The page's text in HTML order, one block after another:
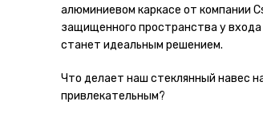
алюминиевом каркасе от компании
защищенного пространства у
станет идеальным решением.
Что делает наш стеклянный навес
привлекательным?